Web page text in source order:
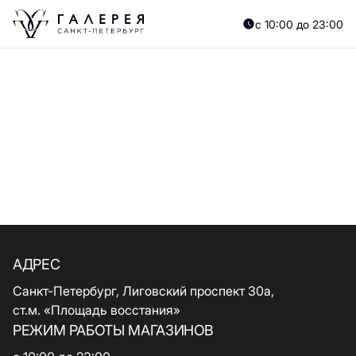
с 10:00 до 23:00
АДРЕС
Санкт-Петербург, Лиговский проспект 30а,
ст.м. «Площадь восстания»
РЕЖИМ РАБОТЫ МАГАЗИНОВ